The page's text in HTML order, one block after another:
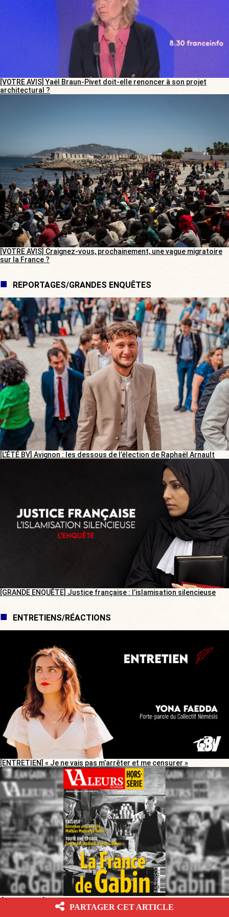
[VOTRE AVIS] Yaël Braun-Pivet doit-elle renoncer à son projet
architectural ?
[VOTRE AVIS] Craignez-vous, prochainement, une vague migratoire
sur la France ?
REPORTAGES/GRANDES ENQUÊTES
[L’ÉTÉ BV] Avignon : les dessous de l’élection de Raphaël Arnault
[GRANDE ENQUÊTE] Justice française : l’islamisation silencieuse
ENTRETIENS/RÉACTIONS
[ENTRETIEN] « Je ne vais pas m’arrêter et me censurer »
[ENTRETIEN] Gabin, la nostalgie de la « France d’avant »
PARTAGER CET ARTICLE